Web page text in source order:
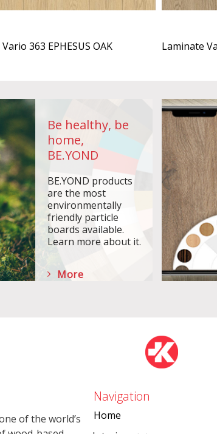
363 EPHESUS OAK Laminate
Be healthy, be
home,
BE.YOND
BE.YOND products
are the most
environmentally
friendly particle
boards available.
Learn more about it.
More
of the world’s
Navigation
Home